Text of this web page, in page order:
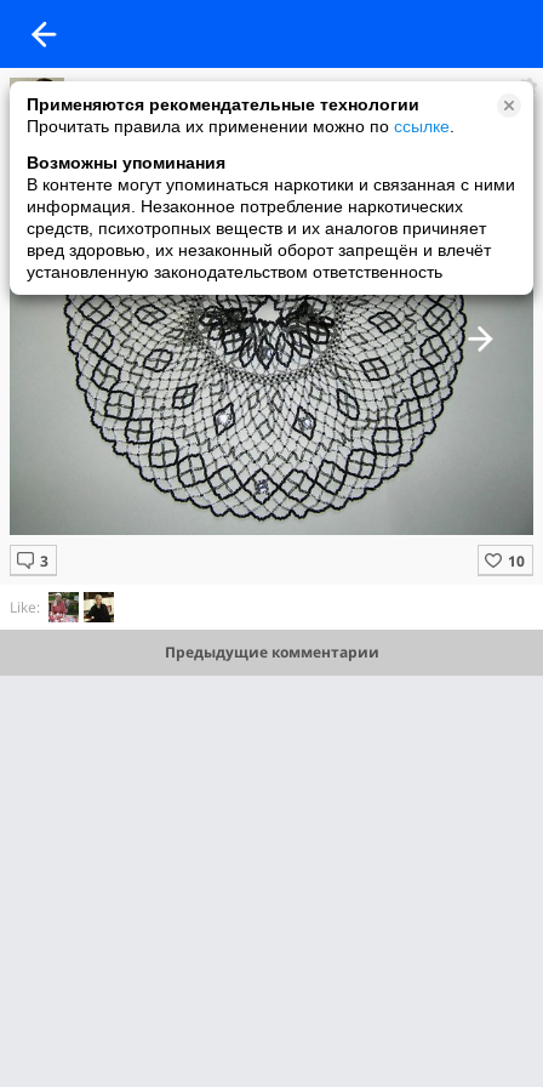
Применяются рекомендательные технологии
Прочитать правила их применении можно по ссылке
Возможны упоминания
В контенте могут упоминаться наркотики и связанная с ними
информация. Незаконное потребление наркотических
средств, психотропных веществ и их аналогов причиняет
вред здоровью, их незаконный оборот запрещён и влечёт
установленную законодательством ответственность
Аллевтина Жарикова
added a photo
15 Oct в 12:04
Like:
Предыдущие комментарии